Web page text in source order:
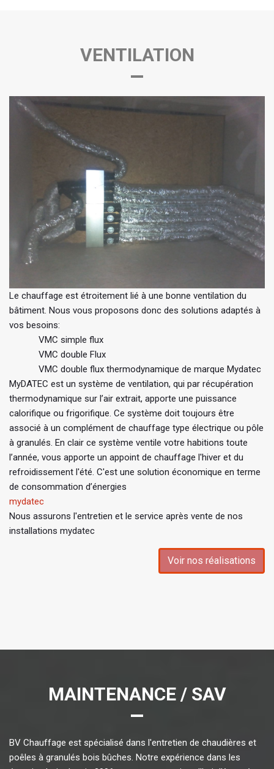
VENTILATION
Le chauffage est étroitement lié à une bonne ventilation du
bâtiment. Nous vous proposons donc des solutions adaptés à
vos besoins:
VMC simple flux
VMC double Flux
VMC double flux thermodynamique de marque Mydatec
MyDATEC est un système de ventilation, qui par récupération
thermodynamique sur l’air extrait, apporte une puissance
calorifique ou frigorifique. Ce système doit toujours être
associé à un complément de chauffage type électrique ou pôle
à granulés. En clair ce système ventile votre habitions toute
l’année, vous apporte un appoint de chauffage l'hiver et du
refroidissement l'été. C'est une solution économique en terme
de consommation d’énergies
mydatec
Nous assurons l'entretien et le service après vente de nos
installations mydatec
Voir nos réalisations
MAINTENANCE / SAV
BV Chauffage est spécialisé dans l'entretien de chaudières et
poêles à granulés bois bûches. Notre expérience dans les